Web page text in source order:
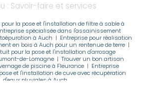
: Savoir-faire et services
la pose et l'installation de filtre à sable à
spécialisée dans l'assainissement
à Auch | Entreprise pour réalisation
en bois à Auch pour un rentenue de terre|
pour la pose et l'installation d'arrosage
de-Lomagne| Trouver un bon artisan
de piscine à Fleurance | Entreprise
et l'installation de cuve avec récupération
d'eaux pluviales à Auch